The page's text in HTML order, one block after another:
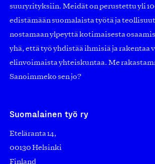
suuryrityksiin. Meidät on perustettu yli
edistämään suomalaista työtä ja
nostamaan ylpeyttä kotimaisesta
yhä, että työ yhdistää ihmisiä ja rakentaa
elinvoimaista yhteiskuntaa. Me
Sanoimmeko sen jo?
Suomalainen työ ry
Eteläranta 14,
00130 Helsinki
Finland